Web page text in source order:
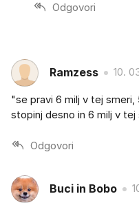
Odgovori
Ramzess 10.
"se pravi 6 milj v tej
stopinj desno in 6 milj v
Odgovori
Buci in Bobo